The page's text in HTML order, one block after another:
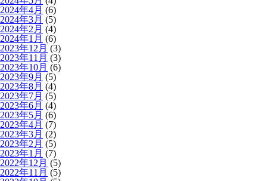
2024年4月 (6)
2024年3月 (5)
2024年2月 (4)
2024年1月 (6)
2023年12月 (3)
2023年11月 (3)
2023年10月 (6)
2023年9月 (5)
2023年8月 (4)
2023年7月 (5)
2023年6月 (4)
2023年5月 (6)
2023年4月 (7)
2023年3月 (2)
2023年2月 (5)
2023年1月 (7)
2022年12月 (5)
2022年11月 (5)